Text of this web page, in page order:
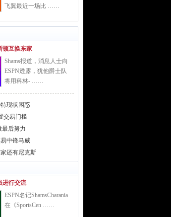
飞翼最近一场比 ……
顿互换东家
Shams报道，消息人士向
ESPN透露，犹他爵士队
将用科林- ……
现状困惑
交易门槛
最后努力
中锋马威
还有尼克斯
进行交流
ESPN名记ShamsCharania
在《SportsCen ……